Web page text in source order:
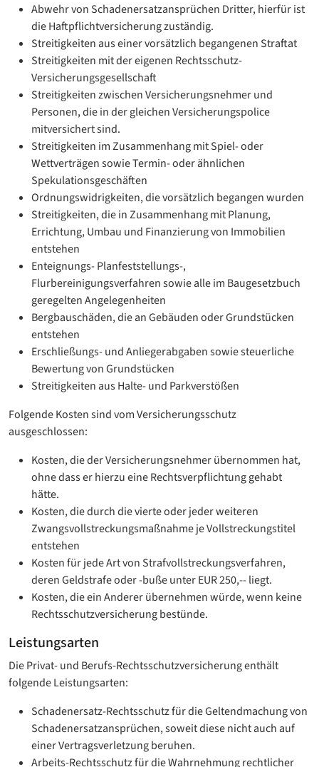
Abwehr von Schadenersatzansprüchen Dritter, hierfür ist
die Haftpflichtversicherung zuständig.
Streitigkeiten aus einer vorsätzlich begangenen Straftat
Streitigkeiten mit der eigenen Rechtsschutz-
Versicherungsgesellschaft
Streitigkeiten zwischen Versicherungsnehmer und
Personen, die in der gleichen Versicherungspolice
mitversichert sind.
Streitigkeiten im Zusammenhang mit Spiel- oder
Wettverträgen sowie Termin- oder ähnlichen
Spekulationsgeschäften
Ordnungswidrigkeiten, die vorsätzlich begangen wurden
Streitigkeiten, die in Zusammenhang mit Planung,
Errichtung, Umbau und Finanzierung von Immobilien
entstehen
Enteignungs- Planfeststellungs-,
Flurbereinigungsverfahren sowie alle im Baugesetzbuch
geregelten Angelegenheiten
Bergbauschäden, die an Gebäuden oder Grundstücken
entstehen
Erschließungs- und Anliegerabgaben sowie steuerliche
Bewertung von Grundstücken
Streitigkeiten aus Halte- und Parkverstößen
Folgende Kosten sind vom Versicherungsschutz
ausgeschlossen:
Kosten, die der Versicherungsnehmer übernommen hat,
ohne dass er hierzu eine Rechtsverpflichtung gehabt
hätte.
Kosten, die durch die vierte oder jeder weiteren
Zwangsvollstreckungsmaßnahme je Vollstreckungstitel
entstehen
Kosten für jede Art von Strafvollstreckungsverfahren,
deren Geldstrafe oder -buße unter EUR 250,-- liegt.
Kosten, die ein Anderer übernehmen würde, wenn keine
Rechtsschutzversicherung bestünde.
Leistungsarten
Die Privat- und Berufs-Rechtsschutzversicherung enthält
folgende Leistungsarten:
Schadenersatz-Rechtsschutz für die Geltendmachung von
Schadenersatzansprüchen, soweit diese nicht auch auf
einer Vertragsverletzung beruhen.
Arbeits-Rechtsschutz für die Wahrnehmung rechtlicher